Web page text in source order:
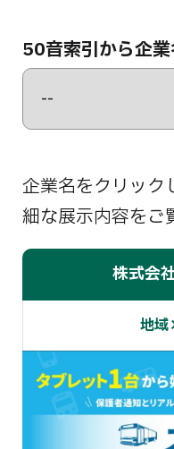
50音索引から企
企業名をクリック
細な展示内容をご
株式会
地